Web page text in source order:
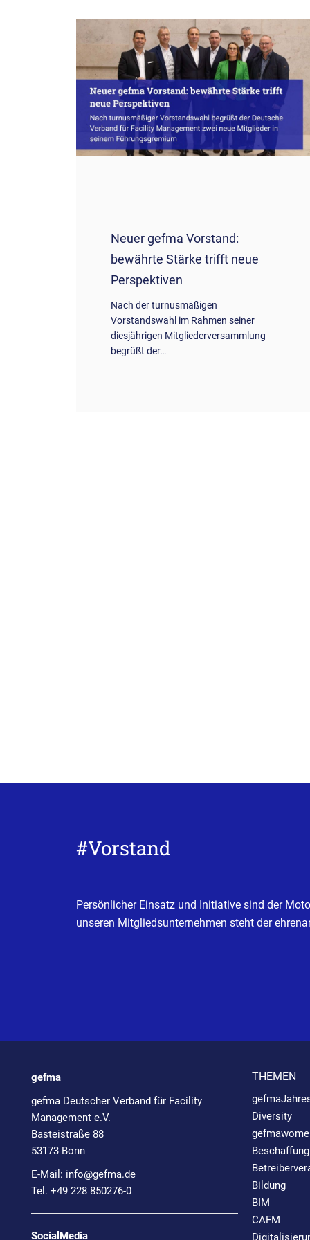
Neuer gefma Vorstand:
bewährte Stärke trifft neue
Perspektiven
Nach der turnusmäßigen
Vorstandswahl im Rahmen seiner
diesjährigen Mitgliederversammlung
begrüßt der…
#Vorstand
Persönlicher Einsatz und Initiative sind der
unseren Mitgliedsunternehmen steht der
gefma
gefma Deutscher Verband für Facility
Management e.V.
Basteistraße 88
53173 Bonn
E-Mail: info@gefma.de
Tel. +49 228 850276-0
SocialMedia
THEMEN
Diversity
Beschaffung
Bildung
BIM
CAFM